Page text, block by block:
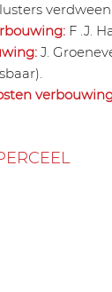
F .J.
J.